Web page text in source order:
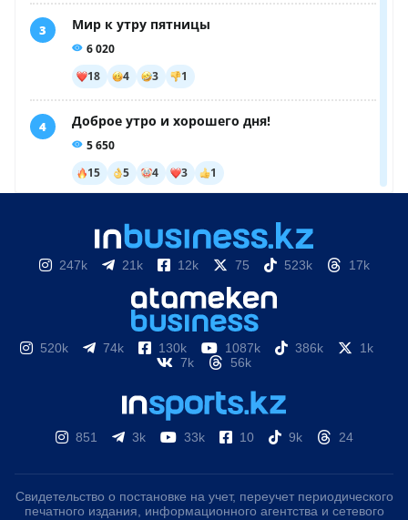
247k 21k 12k 75 523k 17k
520k 74k 130k 1087k 386k
1k
7k
56k
851 3k 33k 10 9k 24
Свидетельство о постановке на учет, переучет периодического
печатного издания, информационного агентства и сетевого